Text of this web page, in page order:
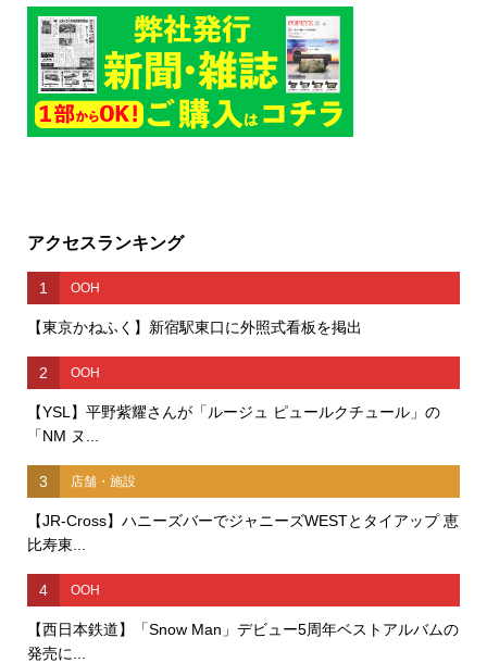
アクセスランキング
1 OOH
【東京かねふく】新宿駅東口に外照式看板を掲出
2 OOH
【YSL】平野紫耀さんが「ルージュ ピュールクチュール」の
「NM ヌ...
3 店舗・施設
【JR-Cross】ハニーズバーでジャニーズWESTとタイアップ 恵
比寿東...
4 OOH
【西日本鉄道】「Snow Man」デビュー5周年ベストアルバムの
発売に...